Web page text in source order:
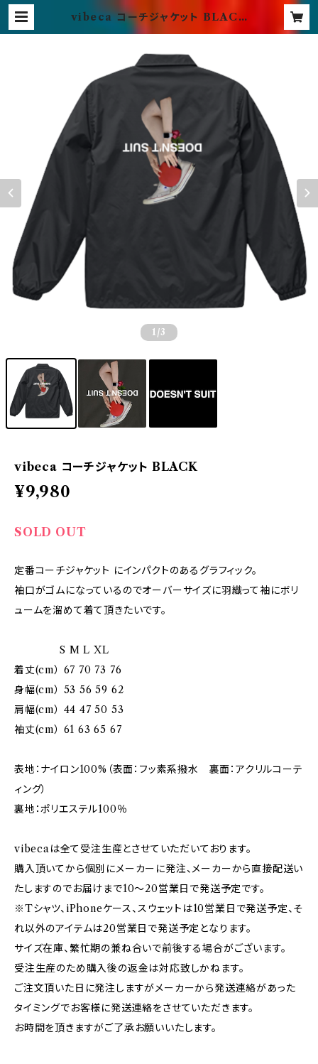
vibeca コーチジャケット BLACK
| vibeca official
1 /3
vibeca コーチジャケット BLACK
¥9,980
SOLD OUT
定番コーチジャケット にインパクトのあるグラフィック。
袖口がゴムになっているのでオーバーサイズに羽織って袖にボリ
ュームを溜めて着て頂きたいです。
S M L XL
着丈(cm） 67 70 73 76
身幅(cm） 53 56 59 62
肩幅(cm） 44 47 50 53
袖丈(cm） 61 63 65 67
表地：ナイロン100%（表面：フッ素系撥水 裏面：アクリルコーテ
ィング）
裏地：ポリエステル100％
vibecaは全て受注生産とさせていただいております。
購入頂いてから個別にメーカーに発注、メーカーから直接配送い
たしますのでお届けまで10〜20営業日で発送予定です。
※Tシャツ、iPhoneケース、スウェットは10営業日で発送予定、そ
れ以外のアイテムは20営業日で発送予定となります。
サイズ在庫、繁忙期の兼ね合いで前後する場合がございます。
受注生産のため購入後の返金は対応致しかねます。
ご注文頂いた日に発注しますがメーカーから発送連絡があった
タイミングでお客様に発送連絡をさせていただきます。
お時間を頂きますがご了承お願いいたします。